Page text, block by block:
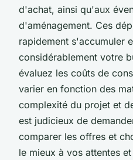
d'achat, ainsi qu'aux
d'aménagement. Ces
rapidement s'accumuler
considérablement votre
évaluez les coûts de
varier en fonction des
complexité du projet et
est judicieux de
comparer les offres et
le mieux à vos attentes